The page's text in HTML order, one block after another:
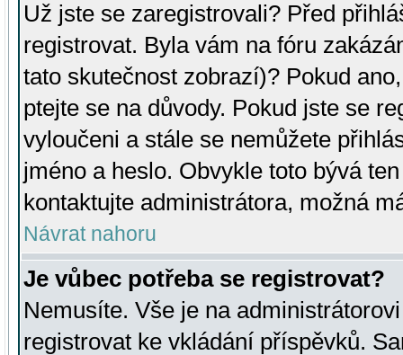
Už jste se zaregistrovali? Před
registrovat. Byla vám na fóru
tato skutečnost zobrazí)? Pokud
ptejte se na důvody. Pokud jste se
vyloučeni a stále se nemůžete
jméno a heslo. Obvykle toto bývá
kontaktujte administrátora, možná
Návrat nahoru
Je vůbec potřeba se registrovat?
Nemusíte. Vše je na
registrovat ke vkládání příspěvků.